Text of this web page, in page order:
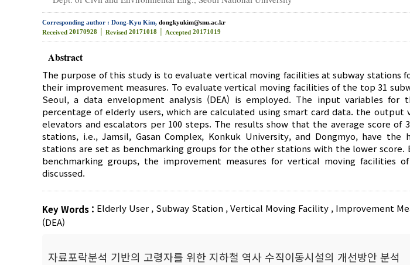
Corresponding author : Dong-Kyu Kim, dongkyukim@snu.ac.kr
Received 20170928 │ Revised 20171018 │ Accepted 20171019
Abstract
The purpose of this study is to evaluate vertical moving facilities at subway stations
their improvement measures. To evaluate vertical moving facilities of the top 31
Seoul, a data envelopment analysis (DEA) is employed. The input variables for
percentage of elderly users, which are calculated using smart card data. the output
elevators and escalators per 100 steps. The results show that the average score of
stations, i.e., Jamsil, Gasan Complex, Konkuk University, and Dongmyo, have the
stations are set as benchmarking groups for the other stations with the lower score.
benchmarking groups, the improvement measures for vertical moving facilities
discussed.
Key Words : Elderly User , Subway Station ,Vertical Moving Facility , Improvement
(DEA)
자료포락분석 기반의 고령자를 위한 지하철 역사 수직이동시설의 개선방안 분석